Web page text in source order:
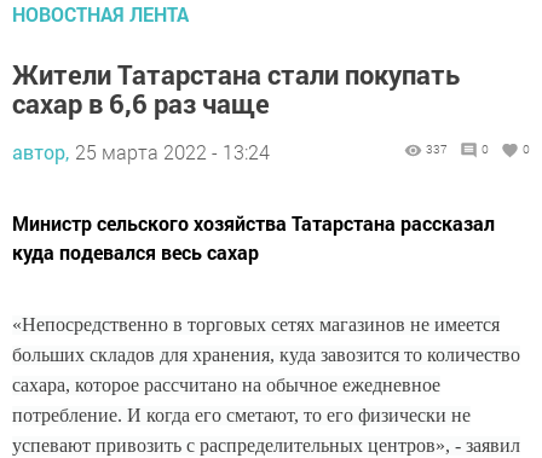
НОВОСТНАЯ ЛЕНТА
Жители Татарстана стали покупать
сахар в 6,6 раз чаще
автор, 25 марта 2022 - 13:24 337 0 0
Министр сельского хозяйства Татарстана рассказал
куда подевался весь сахар
«Непосредственно в торговых сетях магазинов не имеется
больших складов для хранения, куда завозится то количество
сахара, которое рассчитано на обычное ежедневное
потребление. И когда его сметают, то его физически не
успевают привозить с распределительных центров», - заявил